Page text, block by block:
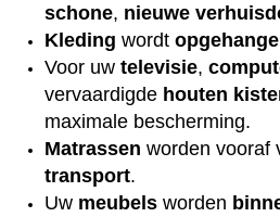
schone, nieuwe
Kleding wordt
Voor uwtelevisie,
vervaardigde houten
maximale bescherming.
Matrassen worden vooraf
transport.
Uw meubels worden